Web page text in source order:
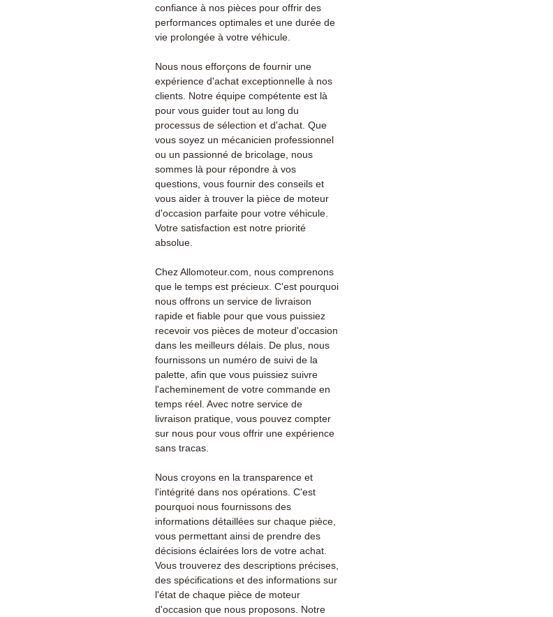
confiance à nos pièces pour offrir des
performances optimales et une durée de
vie prolongée à votre véhicule.
Nous nous efforçons de fournir une
expérience d'achat exceptionnelle à nos
clients. Notre équipe compétente est là
pour vous guider tout au long du
processus de sélection et d'achat. Que
vous soyez un mécanicien professionnel
ou un passionné de bricolage, nous
sommes là pour répondre à vos
questions, vous fournir des conseils et
vous aider à trouver la pièce de moteur
d'occasion parfaite pour votre véhicule.
Votre satisfaction est notre priorité
absolue.
Chez Allomoteur.com, nous comprenons
que le temps est précieux. C'est pourquoi
nous offrons un service de livraison
rapide et fiable pour que vous puissiez
recevoir vos pièces de moteur d'occasion
dans les meilleurs délais. De plus, nous
fournissons un numéro de suivi de la
palette, afin que vous puissiez suivre
l'acheminement de votre commande en
temps réel. Avec notre service de
livraison pratique, vous pouvez compter
sur nous pour vous offrir une expérience
sans tracas.
Nous croyons en la transparence et
l'intégrité dans nos opérations. C'est
pourquoi nous fournissons des
informations détaillées sur chaque pièce,
vous permettant ainsi de prendre des
décisions éclairées lors de votre achat.
Vous trouverez des descriptions précises,
des spécifications et des informations sur
l'état de chaque pièce de moteur
d'occasion que nous proposons. Notre